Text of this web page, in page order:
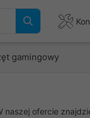
gamingowy
ofercie